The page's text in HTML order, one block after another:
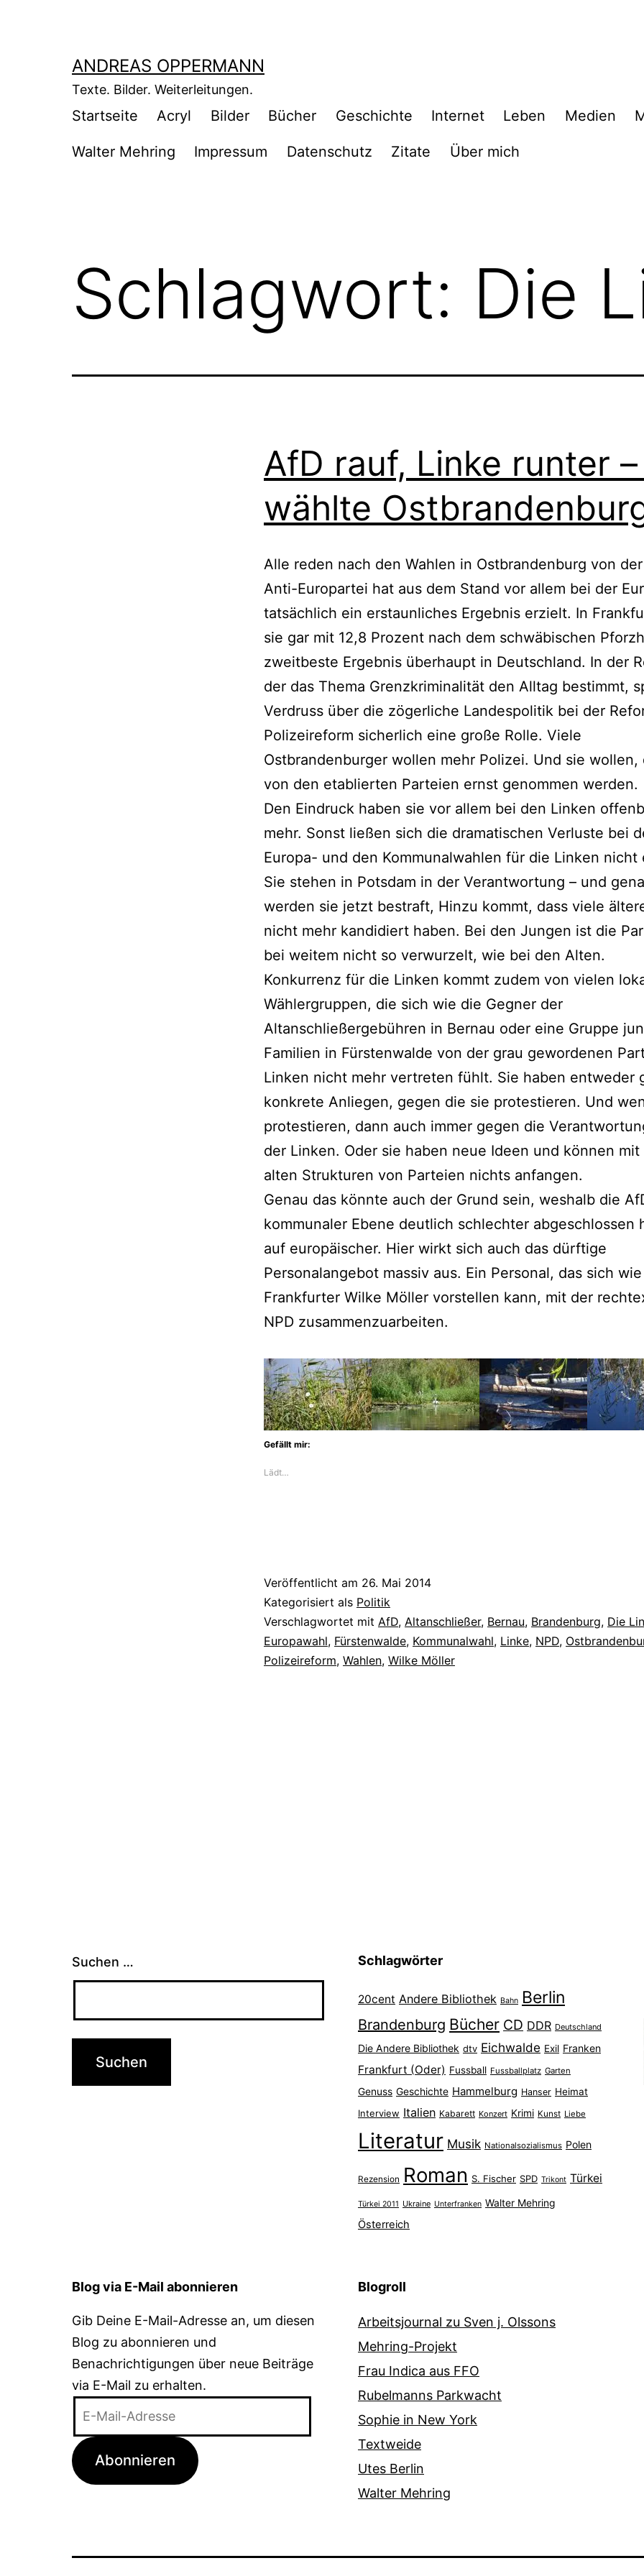
ANDREAS OPPERMANN
Texte. Bilder. Weiterleitungen.
Startseite Acryl Bilder Bücher Geschichte Internet Leben Medien
Walter Mehring Impressum Datenschutz Zitate Über mich
Schlagwort: Die
AfD rauf, Linke runter
wählte
Alle reden nach den Wahlen in Ostbrandenburg von
Anti-Europartei hat aus dem Stand vor allem bei der
tatsächlich ein erstaunliches Ergebnis erzielt. In
sie gar mit 12,8 Prozent nach dem schwäbischen
zweitbeste Ergebnis überhaupt in Deutschland. In der
der das Thema Grenzkriminalität den Alltag bestimmt,
Verdruss über die zögerliche Landespolitik bei der
Polizeireform sicherlich eine große Rolle. Viele
Ostbrandenburger wollen mehr Polizei. Und sie wollen,
von den etablierten Parteien ernst genommen werden.
Den Eindruck haben sie vor allem bei den Linken
mehr. Sonst ließen sich die dramatischen Verluste bei
Europa- und den Kommunalwahlen für die Linken nicht
Sie stehen in Potsdam in der Verantwortung – und
werden sie jetzt bestraft, Hinzu kommt, dass viele
nicht mehr kandidiert haben. Bei den Jungen ist die
bei weitem nicht so verwurzelt, wie bei den Alten.
Konkurrenz für die Linken kommt zudem von vielen
Wählergruppen, die sich wie die Gegner der
Altanschließergebühren in Bernau oder eine Gruppe
Familien in Fürstenwalde von der grau gewordenen
Linken nicht mehr vertreten fühlt. Sie haben entweder
konkrete Anliegen, gegen die sie protestieren. Und
protestieren, dann auch immer gegen die
der Linken. Oder sie haben neue Ideen und können mit
alten Strukturen von Parteien nichts anfangen.
Genau das könnte auch der Grund sein, weshalb die
kommunaler Ebene deutlich schlechter abgeschlossen
auf europäischer. Hier wirkt sich auch das dürftige
Personalangebot massiv aus. Ein Personal, das sich
Frankfurter Wilke Möller vorstellen kann, mit der
NPD zusammenzuarbeiten.
Gefällt mir:
Lädt…
Veröffentlicht am 26. Mai 2014
Kategorisiert als Politik
Verschlagwortet mit AfD, Altanschließer, Bernau, Brandenburg, Die
Europawahl, Fürstenwalde, Kommunalwahl, Linke, NPD,
Polizeireform, Wahlen, Wilke Möller
Suchen … Schlagwörter
20cent Andere Bibliothek Bahn Berlin
Brandenburg Bücher CD DDR Deutschland
Die Andere Bibliothek dtv Eichwalde Exil Franken
Frankfurt (Oder) Fussball Fussballplatz Garten
Genuss Geschichte Hammelburg Hanser Heimat
Interview Italien Kabarett Konzert Krimi Kunst Liebe
Literatur Musik Nationalsozialismus Polen
Rezension Roman S. Fischer SPD Trikont Türkei
Türkei 2011 Ukraine Unterfranken Walter Mehring
Österreich
Blog via E-Mail abonnieren
Gib Deine E-Mail-Adresse an, um diesen
Blog zu abonnieren und
Benachrichtigungen über neue Beiträge
via E-Mail zu erhalten.
Adresse
Abonnieren
Blogroll
Arbeitsjournal zu Sven j. Olssons
Mehring-Projekt
Frau Indica aus FFO
Rubelmanns Parkwacht
Sophie in New York
Textweide
Utes Berlin
Walter Mehring